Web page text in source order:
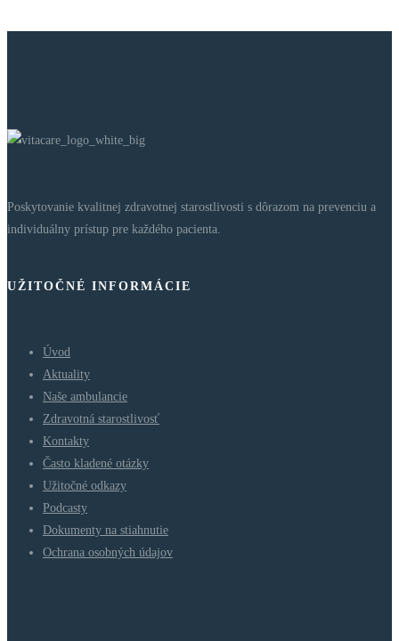
Poskytovanie kvalitnej zdravotnej starostlivosti s dôrazom na prevenciu a
individuálny prístup pre každého pacienta.
UŽITOČNÉ INFORMÁCIE
Úvod
Aktuality
Naše ambulancie
Zdravotná starostlivosť
Kontakty
Často kladené otázky
Užitočné odkazy
Podcasty
Dokumenty na stiahnutie
Ochrana osobných údajov